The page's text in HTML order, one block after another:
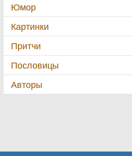
Юмор
Картинки
Притчи
Пословицы
Авторы